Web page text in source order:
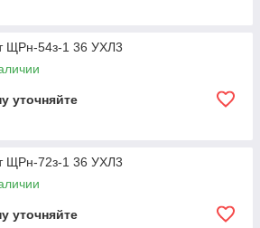
ЩРн-54з-1 36 УХЛ3
уточняйте
ЩРн-72з-1 36 УХЛ3
уточняйте